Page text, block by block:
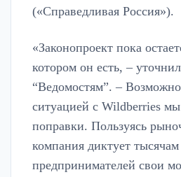
(«Справедливая Россия»).
«Законопроект пока
котором он есть, –
“Ведомостям”. –
ситуацией с Wildberries
поправки. Пользуясь
компания диктует
предпринимателей свои